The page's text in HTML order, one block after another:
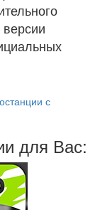
с
для Вас: